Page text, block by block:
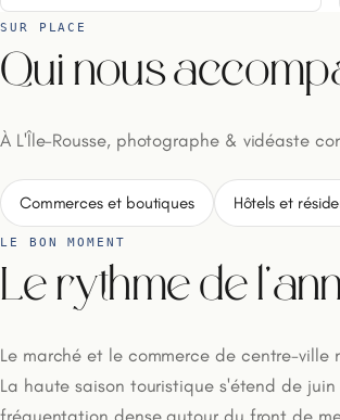
SUR PLACE
Qui nous
À L'Île-Rousse, photographe & vidéaste
Commerces et boutiques Hôtels et
LE BON MOMENT
Le rythme de
Le marché et le commerce de centre-
La haute saison touristique s'étend de